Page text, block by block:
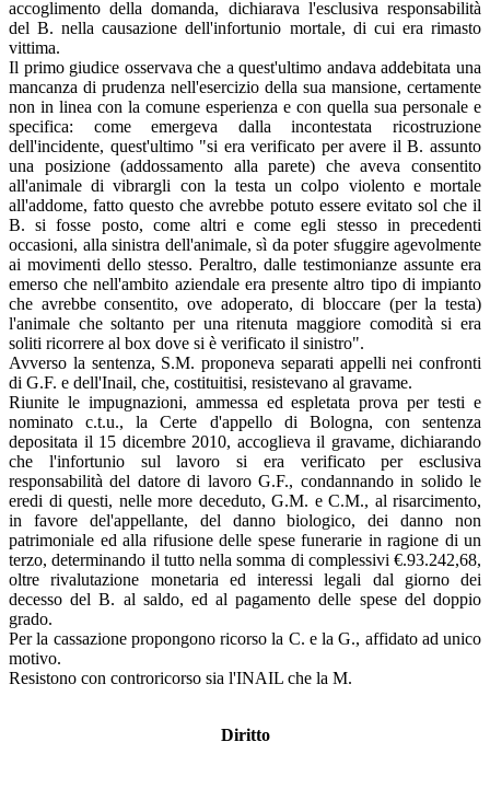
accoglimento della domanda, dichiarava l'esclusiva responsabilità
del B. nella causazione dell'infortunio mortale, di cui era rimasto
vittima.
Il primo giudice osservava che a quest'ultimo andava addebitata una
mancanza di prudenza nell'esercizio della sua mansione, certamente
non in linea con la comune esperienza e con quella sua personale e
specifica: come emergeva dalla incontestata ricostruzione
dell'incidente, quest'ultimo "si era verificato per avere il B. assunto
una posizione (addossamento alla parete) che aveva consentito
all'animale di vibrargli con la testa un colpo violento e mortale
all'addome, fatto questo che avrebbe potuto essere evitato sol che il
B. si fosse posto, come altri e come egli stesso in precedenti
occasioni, alla sinistra dell'animale, sì da poter sfuggire agevolmente
ai movimenti dello stesso. Peraltro, dalle testimonianze assunte era
emerso che nell'ambito aziendale era presente altro tipo di impianto
che avrebbe consentito, ove adoperato, di bloccare (per la testa)
l'animale che soltanto per una ritenuta maggiore comodità si era
soliti ricorrere al box dove si è verificato il sinistro".
Avverso la sentenza, S.M. proponeva separati appelli nei confronti
di G.F. e dell'Inail, che, costituitisi, resistevano al gravame.
Riunite le impugnazioni, ammessa ed espletata prova per testi e
nominato c.t.u., la Certe d'appello di Bologna, con sentenza
depositata il 15 dicembre 2010, accoglieva il gravame, dichiarando
che l'infortunio sul lavoro si era verificato per esclusiva
responsabilità del datore di lavoro G.F., condannando in solido le
eredi di questi, nelle more deceduto, G.M. e C.M., al risarcimento,
in favore del'appellante, del danno biologico, dei danno non
patrimoniale ed alla rifusione delle spese funerarie in ragione di un
terzo, determinando il tutto nella somma di complessivi €.93.242,68,
oltre rivalutazione monetaria ed interessi legali dal giorno dei
decesso del B. al saldo, ed al pagamento delle spese del doppio
grado.
Per la cassazione propongono ricorso la C. e la G., affidato ad unico
motivo.
Resistono con controricorso sia l'INAIL che la M.
Diritto